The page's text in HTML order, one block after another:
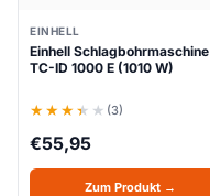
EINHELL
Einhell Schlagbohrmaschine
TC-ID 1000 E (1010 W)
(3)
€55,95
Zum Produkt →